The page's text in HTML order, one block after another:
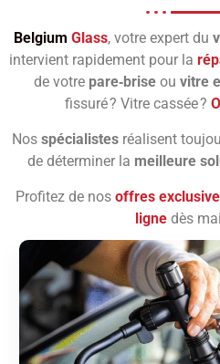
Belgium Glass, votre expert du
intervient rapidement pour la
de votre pare‑briseou vitre
fissuré ? Vitre cassée ?
Nos spécialistes réalisent
de déterminer la meilleure
Profitez de nos offres
lignedès